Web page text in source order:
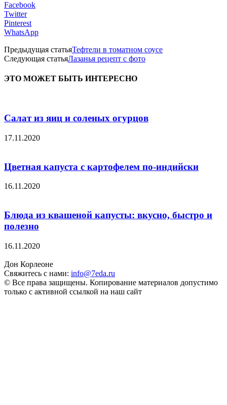
Facebook
Twitter
Pinterest
WhatsApp
Предыдущая статьяТефтели в томатном соусе
Следующая статьяЛазанья рецепт с фото
ЭТО МОЖЕТ БЫТЬ ИНТЕРЕСНО
Салат из яиц и соленых огурцов
17.11.2020
Цветная капуста с картофелем по-индийски
16.11.2020
Блюда из квашеной капусты: вкусно, быстро и
полезно
16.11.2020
Дон Корлеоне
Свяжитесь с нами: info@7eda.ru
© Все права защищены. Копирование материалов допустимо
только с активной ссылкой на наш сайт